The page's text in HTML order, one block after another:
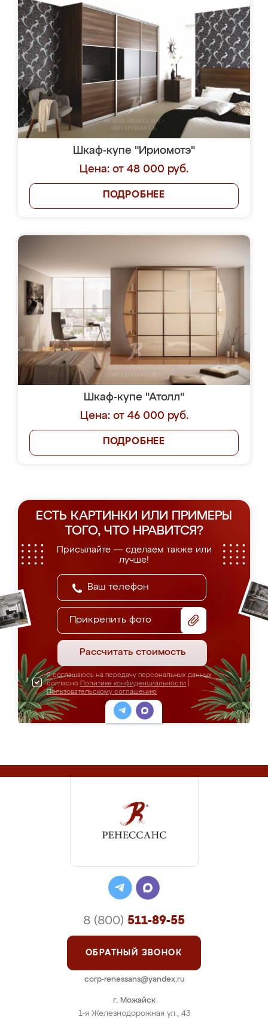
Шкаф-купе "Ириомотэ"
Цена: от 48 000 руб.
ПОДРОБНЕЕ
Шкаф-купе "Атолл"
Цена: от 46 000 руб.
ПОДРОБНЕЕ
ЕСТЬ КАРТИНКИ ИЛИ ПРИМЕРЫ
ТОГО, ЧТО НРАВИТСЯ?
Присылайте — сделаем также или
лучше!
Прикрепить фото
Рассчитать стоимость
Я соглашаюсь на передачу персональных данных
согласно Политике конфиденциальности
Пользовательскому соглашению
г. Можайск
1-я Железнодорожная ул., 43
8 (800) 511-89-55
ОБРАТНЫЙ ЗВОНОК
corp-renessans@yandex.ru